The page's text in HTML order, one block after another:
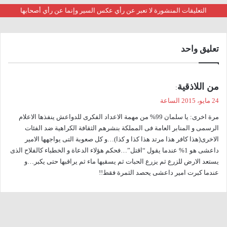
التعليقات المنشورة لا تعبر عن رأي عكس السير وإنما عن رأي أصحابها
تعليق واحد
ل
من اللاذقیة:
24 مايو، 2015 الساعة
مرة اخری: یا سلمان 99% من مهمة الاعداد الفکری للدواعش ینفذها الاعلام
الرسمی و المنابر العامة فی المملکة بنشرهم الثقافة الکراهیة ضد الفئات
الاخری(هذا کافر هذا مرتد هذا کذا و کذا)…و کل صعوبة التی یواجهها الامیر
داعشی هو 1% عندما یقول “اقتل”…فحکم هؤلاء الدعاة و الخطباء کالفلاح الذی
یستعد الارض للزرع ثم یزرع الحبات ثم یسقیها ماء ثم یراقبها حتی یکبر…و
عندما کبرت امیر داعشی یحصد الثمرة فقط!!